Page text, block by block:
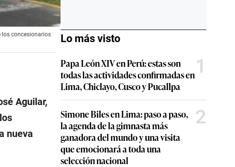
los concesionarios
Aguilar,
nueva
Lo más visto
Papa León XIV en Perú: estas son
todas las actividades confirmadas en
Lima, Chiclayo, Cusco y Pucallpa
1
Simone Biles en Lima: paso a paso,
la agenda de la gimnasta más
ganadora del mundo y una visita
que emocionará a toda una
selección nacional
2